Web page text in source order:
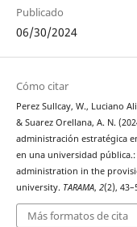
Publicado
06/30/2024
Cómo citar
Perez Sullcay, W., Luciano
& Suarez Orellana, A. N.
administración estratégica
en una universidad
administration in the
university. TARAMA, 2(2),
Más formatos de cita